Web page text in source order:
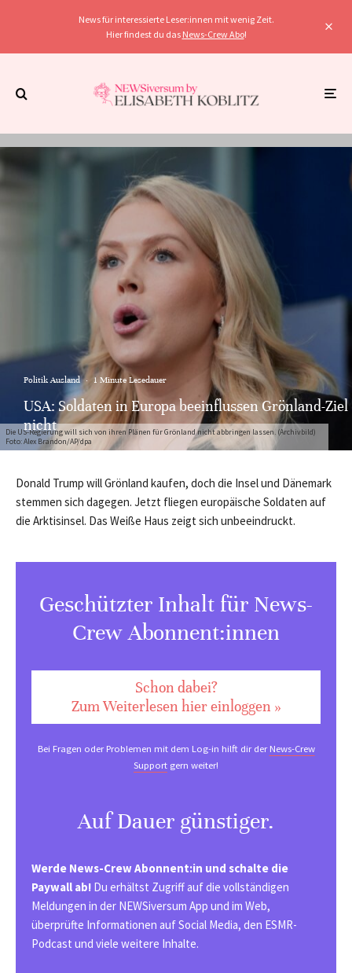
News für interessierte Leser:innen mit wenig Zeit.
Hier findest du das News-Crew Abo!
Die US-Regierung will sich von ihren Plänen für Grönland nicht abbringen lassen. (Archivbild)
Foto: Alex Brandon/AP/dpa
Politik Ausland · 1 Minute Lesedauer
USA: Soldaten in Europa beeinflussen Grönland-Ziel
nicht
Donald Trump will Grönland kaufen, doch die Insel und Dänemark
stemmen sich dagegen. Jetzt fliegen europäische Soldaten auf
die Arktisinsel. Das Weiße Haus zeigt sich unbeeindruckt.
Geschützter Inhalt für News-
Crew Abonnent:innen
Schon dabei?
Zum Weiterlesen hier einloggen »
Bei Fragen oder Problemen mit dem Log-in hilft dir derNews-Crew
Support gern weiter!
Auf Dauer günstiger.
Werde News-Crew Abonnent:in und schalte die
Paywall ab! Du erhältst Zugriff auf die vollständigen
Meldungen in der NEWSiversum App und im Web,
überprüfte Informationen auf Social Media, den ESMR-
Podcast und viele weitere Inhalte.